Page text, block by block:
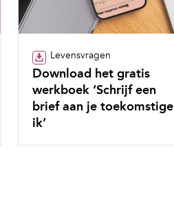
Levensvragen
Download het gratis
werkboek ‘Schrijf een
brief aan je toekomstige
ik’